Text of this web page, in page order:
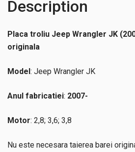
Description
Placa troliu Jeep Wrangler JK
originala
Model: Jeep Wrangler JK
Anul fabricatiei: 2007-
Motor: 2,8; 3,6; 3,8
Nu este necesara taierea barei